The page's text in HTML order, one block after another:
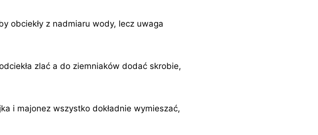
obciekły z nadmiaru wody, lecz uwaga
zlać a do ziemniaków dodać skrobie,
i majonez wszystko dokładnie wymieszać,